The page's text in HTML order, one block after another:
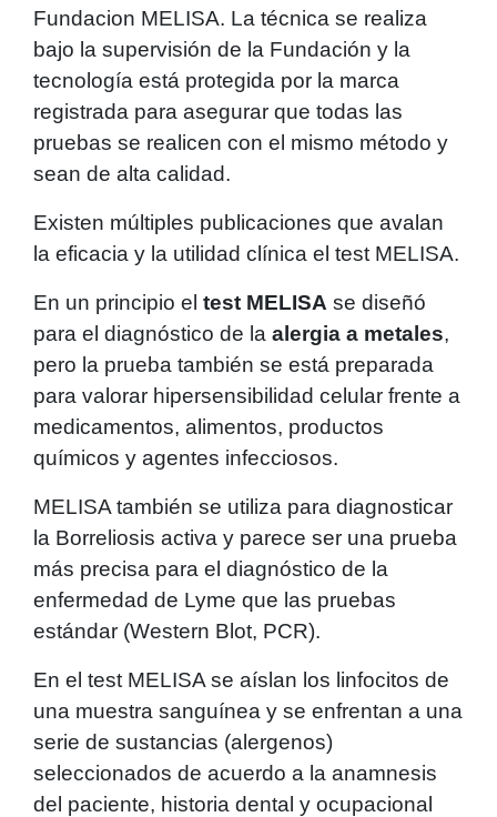
Fundacion MELISA. La técnica se realiza
bajo la supervisión de la Fundación y la
tecnología está protegida por la marca
registrada para asegurar que todas las
pruebas se realicen con el mismo método y
sean de alta calidad.
Existen múltiples publicaciones que avalan
la eficacia y la utilidad clínica el test MELISA.
En un principio el test MELISA se diseñó
para el diagnóstico de la alergia a metales,
pero la prueba también se está preparada
para valorar hipersensibilidad celular frente a
medicamentos, alimentos, productos
químicos y agentes infecciosos.
MELISA también se utiliza para diagnosticar
la Borreliosis activa y parece ser una prueba
más precisa para el diagnóstico de la
enfermedad de Lyme que las pruebas
estándar (Western Blot, PCR).
En el test MELISA se aíslan los linfocitos de
una muestra sanguínea y se enfrentan a una
serie de sustancias (alergenos)
seleccionados de acuerdo a la anamnesis
del paciente, historia dental y ocupacional